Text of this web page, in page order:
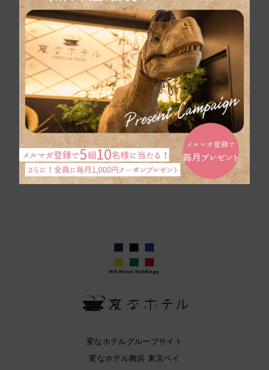
団体旅行のお問い合
わせ
パンフレットはこち
ら
変なホテルグループサイト
変なホテル舞浜 東京ベイ